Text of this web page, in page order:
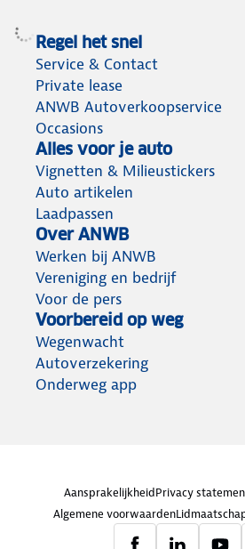
Regel het snel
Service & Contact
Private lease
ANWB Autoverkoopservice
Occasions
Alles voor je auto
Vignetten & Milieustickers
Auto artikelen
Laadpassen
Over ANWB
Werken bij ANWB
Vereniging en bedrijf
Voor de pers
Voorbereid op weg
Wegenwacht
Autoverzekering
Onderweg app
AansprakelijkheidPrivacy
Algemene voorwaarden